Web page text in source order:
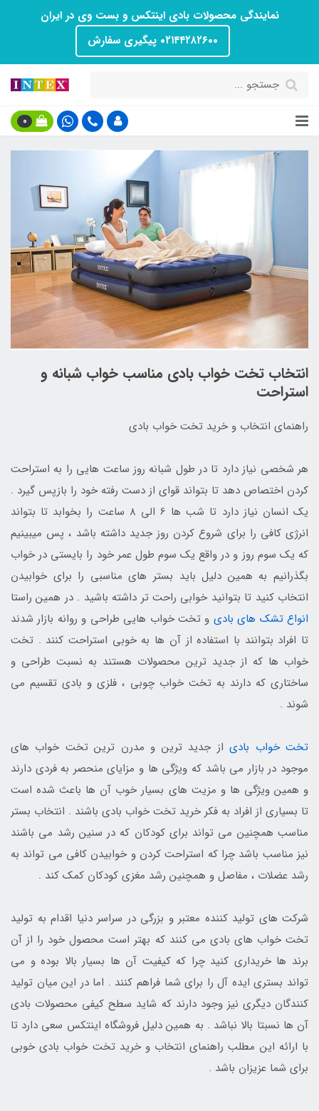
نمایندگی محصولات بادی اینتکس و بست وی در ایران
۰۲۱۴۴۲۸۲۶۰۰ پیگیری سفارش
0
انتخاب تخت خواب بادی مناسب خواب شبانه و
استراحت
راهنمای انتخاب و خرید تخت خواب بادی
هر شخصی نیاز دارد تا در طول شبانه روز ساعت هایی را به استراحت
کردن اختصاص دهد تا بتواند قوای از دست رفته خود را بازپس گیرد .
یک انسان نیاز دارد تا شب ها 6 الی 8 ساعت را بخوابد تا بتواند
انرژی کافی را برای شروع کردن روز جدید داشته باشد ، پس میبینیم
که یک سوم روز و در واقع یک سوم طول عمر خود را بایستی در خواب
بگذرانیم به همین دلیل باید بستر های مناسبی را برای خوابیدن
انتخاب کنید تا بتوانید خوابی راحت تر داشته باشید . در همین راستا
انواع تشک های بادی و تخت خواب هایی طراحی و روانه بازار شدند
تا افراد بتوانند با استفاده از آن ها به خوبی استراحت کنند . تخت
خواب ها که از جدید ترین محصولات هستند به نسبت طراحی و
ساختاری که دارند به تخت خواب چوبی ، فلزی و بادی تقسیم می
شوند .
تخت خواب بادیاز جدید ترین و مدرن ترین تخت خواب های
موجود در بازار می باشد که ویژگی ها و مزایای منحصر به فردی دارند
و همین ویژگی ها و مزیت های بسیار خوب آن ها باعث شده است
تا بسیاری از افراد به فکر خرید تخت خواب بادی باشند . انتخاب بستر
مناسب همچنین می تواند برای کودکان که در سنین رشد می باشند
نیز مناسب باشد چرا که استراحت کردن و خوابیدن کافی می تواند به
رشد عضلات ، مفاصل و همچنین رشد مغزی کودکان کمک کند .
شرکت های تولید کننده معتبر و بزرگی در سراسر دنیا اقدام به تولید
تخت خواب های بادی می کنند که بهتر است محصول خود را از آن
برند ها خریداری کنید چرا که کیفیت آن ها بسیار بالا بوده و می
تواند بستری ایده آل را برای شما فراهم کنند . اما در این میان تولید
کنندگان دیگری نیز وجود دارند که شاید سطح کیفی محصولات بادی
آن ها نسبتا بالا نباشد . به همین دلیل فروشگاه اینتکس سعی دارد تا
با ارائه این مطلب راهنمای انتخاب و خرید تخت خواب بادی خوبی
برای شما عزیزان باشد .